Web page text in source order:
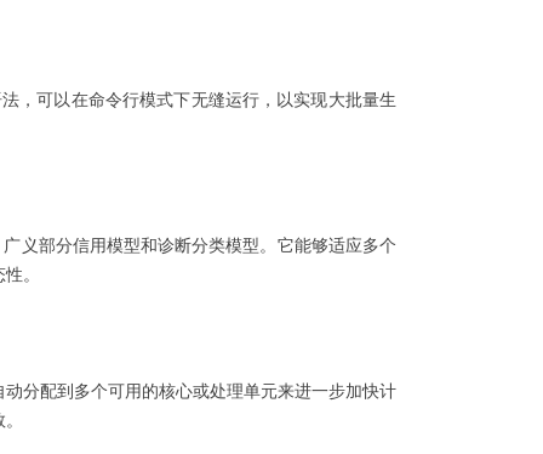
，可以在命令行模式下无缝运行，以实现大批量生
义部分信用模型和诊断分类模型。它能够适应多个
。
分配到多个可用的核心或处理单元来进一步加快计